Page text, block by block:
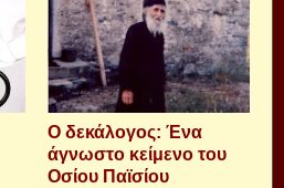
Ο δεκάλογος: Ένα
άγνωστο κείμενο του
Οσίου Παϊσίου